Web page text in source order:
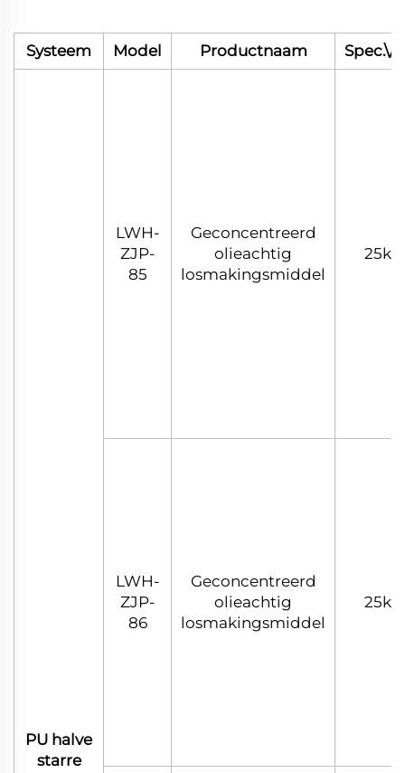
Systeem Model Productnaam Spec.\/
PU halve
starre
LWH-
ZJP-
85
Geconcentreerd
olieachtig
losmakingsmiddel
25kg
LWH-
ZJP-
86
Geconcentreerd
olieachtig
losmakingsmiddel
25kg